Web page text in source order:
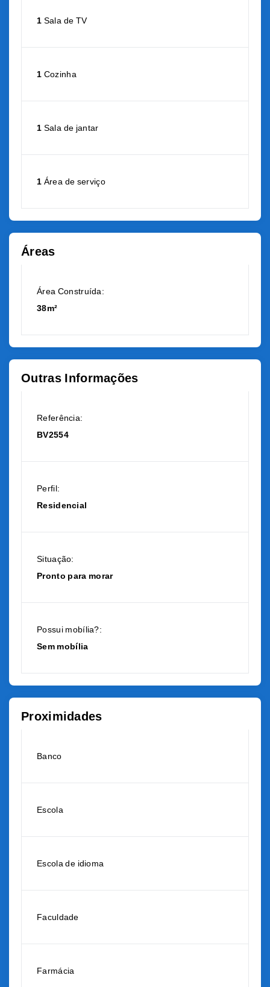
1 Sala de TV
1 Cozinha
1 Sala de jantar
1 Área de serviço
Áreas
Área Construída:
38m²
Outras Informações
Referência:
BV2554
Perfil:
Residencial
Situação:
Pronto para morar
Possui mobília?:
Sem mobília
Proximidades
Banco
Escola
Escola de idioma
Faculdade
Farmácia